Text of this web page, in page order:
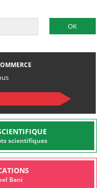
scientifiques
Bani